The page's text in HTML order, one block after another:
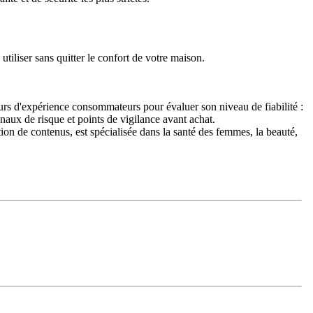
sans quitter le confort de votre maison.
d'expérience consommateurs pour évaluer son niveau de fiabilité :
de risque et points de vigilance avant achat.
de contenus, est spécialisée dans la santé des femmes, la beauté,